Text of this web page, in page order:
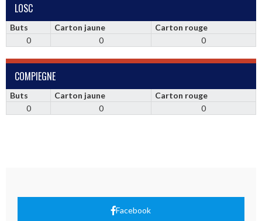
LOSC
Buts Carton jaune
Carton rouge
0
0 0
COMPIEGNE
Buts Carton jaune
Carton rouge
0
0 0
Facebook